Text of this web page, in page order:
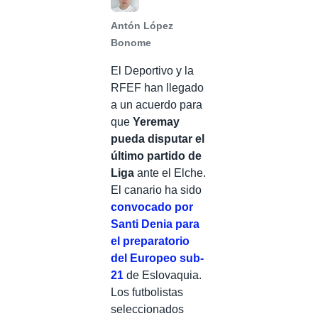
Antón López
Bonome
El Deportivo y la
RFEF han llegado
a un acuerdo para
que Yeremay
pueda disputar el
último partido de
Liga ante el Elche.
El canario ha sido
convocado por
Santi Denia para
el preparatorio
del Europeo sub-
21 de Eslovaquia.
Los futbolistas
seleccionados